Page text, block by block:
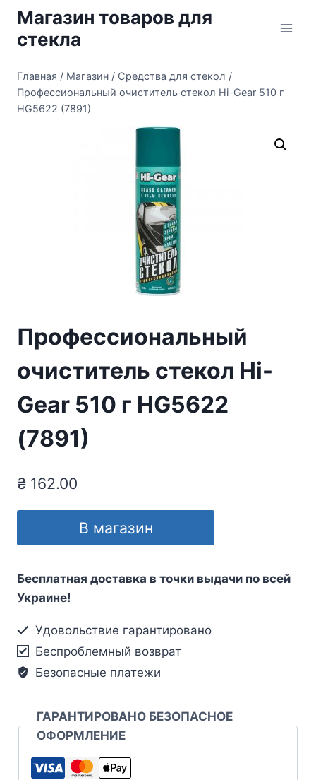
Перейти
содержимому
Магазин товаров для
стекла
Главная / Магазин / Средства для стекол /
Профессиональный очиститель стекол Hi-Gear 510 г
HG5622 (7891)
Профессиональный
очиститель стекол Hi-
Gear 510 г HG5622
(7891)
₴ 162.00
В магазин
Бесплатная доставка в точки выдачи по всей
Украине!
Удовольствие гарантировано
Беспроблемный возврат
Безопасные платежи
ГАРАНТИРОВАНО БЕЗОПАСНОЕ
ОФОРМЛЕНИЕ